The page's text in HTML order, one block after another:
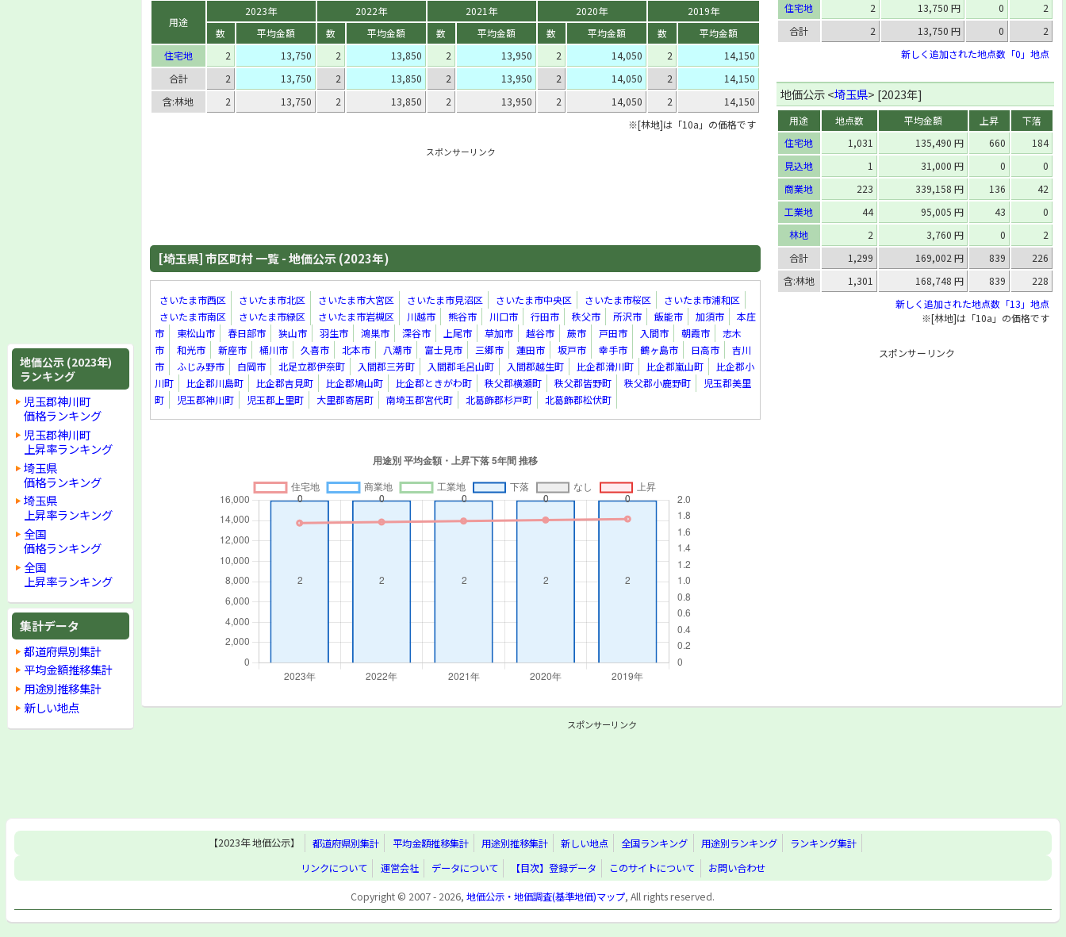
地価公示 (2023年)
ランキング
児玉郡神川町
価格ランキング
児玉郡神川町
上昇率ランキング
埼玉県
価格ランキング
埼玉県
上昇率ランキング
全国
価格ランキング
全国
上昇率ランキング
集計データ
都道府県別集計
平均金額推移集計
用途別推移集計
新しい地点
用途
2023年 2022年 2021年 2020年
2019年
数
平均金額 数 平均金額 数 平均金額 数 平均金額 数
平均金額
住宅地
2 13,750 2 13,850 2 13,950 2 14,050 2
14,150
合計
2 13,750 2 13,850 2 13,950 2 14,050 2
14,150
含:林地
2 13,750 2 13,850 2 13,950 2 14,050 2
14,150
※[林地]は「10a」の価格です
スポンサーリンク
[埼玉県] 市区町村 一覧 - 地価公示 (2023年)
さいたま市西区 さいたま市北区 さいたま市大宮区 さいたま市見沼区 さいたま市中央区 さいたま市桜区
さいたま市浦和区
さいたま市南区
さいたま市緑区 さいたま市岩槻区 川越市 熊谷市 川口市 行田市 秩父市 所沢市 飯能市 加須市
本庄
市
東松山市 春日部市 狭山市 羽生市 鴻巣市 深谷市 上尾市 草加市 越谷市 蕨市 戸田市 入間市 朝霞市
志木
市
和光市 新座市 桶川市 久喜市 北本市 八潮市 富士見市 三郷市 蓮田市 坂戸市 幸手市 鶴ヶ島市 日高市
吉川
市
ふじみ野市 白岡市 北足立郡伊奈町 入間郡三芳町 入間郡毛呂山町 入間郡越生町 比企郡滑川町 比企郡嵐山町
比企郡小
川町
比企郡川島町 比企郡吉見町 比企郡鳩山町 比企郡ときがわ町 秩父郡横瀬町 秩父郡皆野町 秩父郡小鹿野町
児玉郡美里
町
児玉郡神川町 児玉郡上里町 大里郡寄居町 南埼玉郡宮代町 北葛飾郡杉戸町 北葛飾郡松伏町
住宅地
2 13,750 円 0
2
合計
2 13,750 円 0
2
新しく追加された地点数「0」地点
地価公示 <埼玉県> [2023年]
用途 地点数 平均金額 上昇
下落
住宅地
1,031 135,490 円 660
184
見込地
1 31,000 円 0
0
商業地
223 339,158 円 136
42
工業地
44 95,005 円 43
0
林地
2 3,760 円 0
2
合計
1,299 169,002 円 839
226
含:林地
1,301 168,748 円 839
228
新しく追加された地点数「13」地点
※[林地]は「10a」の価格です
スポンサーリンク
スポンサーリンク
【2023年 地価公示】 都道府県別集計 平均金額推移集計 用途別推移集計 新しい地点 全国ランキング 用途別ランキング
ランキング集計
リンクについて
運営会社 データについて 【目次】登録データ このサイトについて
お問い合わせ
Copyright © 2007 - 2026,地価公示・地価調査(基準地価)マップ, All rights reserved.